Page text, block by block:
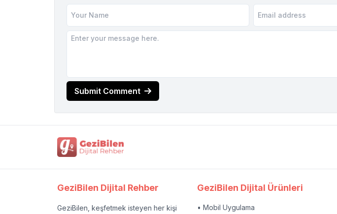
Submit Comment
GeziBilen Dijital Rehber
GeziBilen, keşfetmek isteyen her kişi
GeziBilen Dijital Ürünleri
• Mobil Uygulama